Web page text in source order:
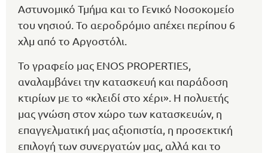
Αστυνομικό Τμήμα και το Γενικό Νοσοκομείο
του νησιού. Το αεροδρόμιο απέχει περίπου 6
χλμ από το Αργοστόλι.
Το γραφείο μας ENOS PROPERTIES,
αναλαμβάνει την κατασκευή και παράδοση
κτιρίων με το «κλειδί στο χέρι». Η πολυετής
μας γνώση στον χώρο των κατασκευών, η
επαγγελματική μας αξιοπιστία, η προσεκτική
επιλογή των συνεργατών μας, αλλά και το